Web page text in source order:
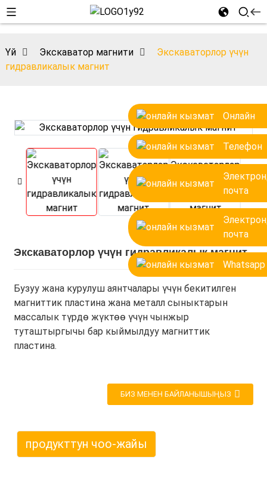
Онлайн
Телефон
почта
почта
Whatsapp
Үй Экскаватор магнити
Экскаваторлор үчүн
гидравликалык магнит
Экскаваторлор үчүн гидравликалык магнит
Бузуу жана курулуш аянтчалары үчүн бекитилген
магниттик пластина жана металл сыныктарын
массалык түрдө жүктөө үчүн чынжыр
туташтыргычы бар кыймылдуу магниттик
пластина.
БИЗ МЕНЕН БАЙЛАНЫШЫҢЫЗ
продукттун чоо-жайы